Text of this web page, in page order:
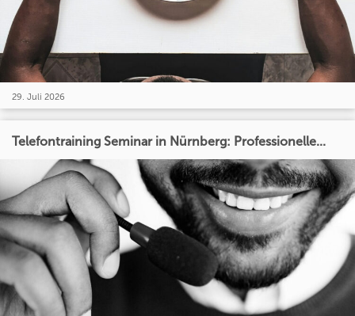
29. Juli 2026
Telefontraining Seminar in Nürnberg: Professionelle...